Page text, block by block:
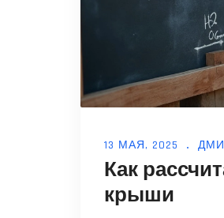
13 МАЯ, 2025
Как
крыши